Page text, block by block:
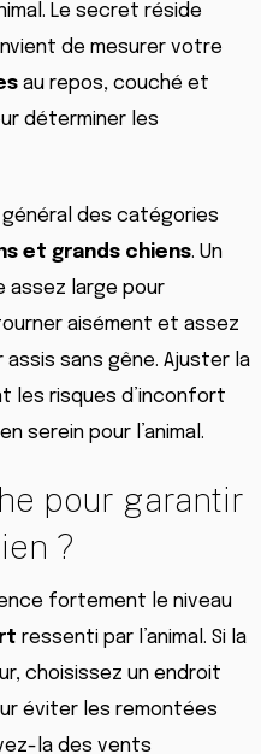
Le secret réside
de mesurer votre
au repos, couché et
déterminer les
des catégories
et grands chiens. Un
assez large pour
aisément et assez
sans gêne. Ajuster la
les risques d’inconfort
serein pour l’animal.
pour garantir
?
fortement le niveau
ressenti par l’animal. Si la
choisissez un endroit
éviter les remontées
la des vents